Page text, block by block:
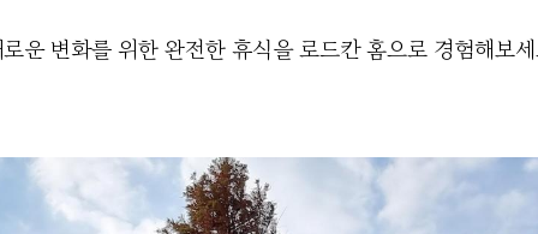
운 변화를 위한 완전한 휴식을 로드칸 홈으로 경험해보